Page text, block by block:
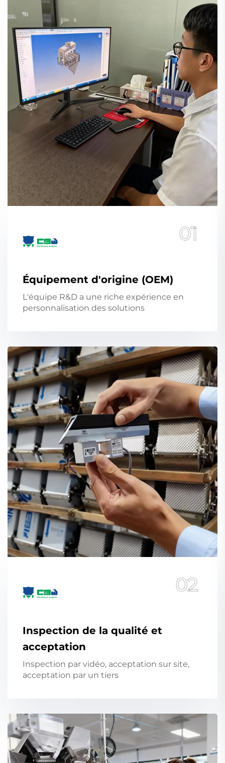
01
Équipement d'origine (OEM)
L'équipe R&D a une riche expérience en
personnalisation des solutions
02
Inspection de la qualité et
acceptation
Inspection par vidéo, acceptation sur site,
acceptation par un tiers